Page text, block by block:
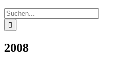
Suche
nach:
2008